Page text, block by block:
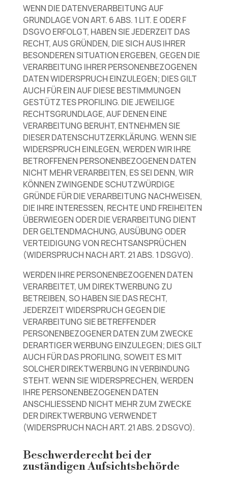
WENN DIE DATENVERARBEITUNG AUF
GRUNDLAGE VON ART. 6 ABS. 1 LIT. E ODER F
DSGVO ERFOLGT, HABEN SIE JEDERZEIT DAS
RECHT, AUS GRÜNDEN, DIE SICH AUS IHRER
BESONDEREN SITUATION ERGEBEN, GEGEN DIE
VERARBEITUNG IHRER PERSONENBEZOGENEN
DATEN WIDERSPRUCH EINZULEGEN; DIES GILT
AUCH FÜR EIN AUF DIESE BESTIMMUNGEN
GESTÜTZTES PROFILING. DIE JEWEILIGE
RECHTSGRUNDLAGE, AUF DENEN EINE
VERARBEITUNG BERUHT, ENTNEHMEN SIE
DIESER DATENSCHUTZERKLÄRUNG. WENN SIE
WIDERSPRUCH EINLEGEN, WERDEN WIR IHRE
BETROFFENEN PERSONENBEZOGENEN DATEN
NICHT MEHR VERARBEITEN, ES SEI DENN, WIR
KÖNNEN ZWINGENDE SCHUTZWÜRDIGE
GRÜNDE FÜR DIE VERARBEITUNG NACHWEISEN,
DIE IHRE INTERESSEN, RECHTE UND FREIHEITEN
ÜBERWIEGEN ODER DIE VERARBEITUNG DIENT
DER GELTENDMACHUNG, AUSÜBUNG ODER
VERTEIDIGUNG VON RECHTSANSPRÜCHEN
(WIDERSPRUCH NACH ART. 21 ABS. 1 DSGVO).
WERDEN IHRE PERSONENBEZOGENEN DATEN
VERARBEITET, UM DIREKTWERBUNG ZU
BETREIBEN, SO HABEN SIE DAS RECHT,
JEDERZEIT WIDERSPRUCH GEGEN DIE
VERARBEITUNG SIE BETREFFENDER
PERSONENBEZOGENER DATEN ZUM ZWECKE
DERARTIGER WERBUNG EINZULEGEN; DIES GILT
AUCH FÜR DAS PROFILING, SOWEIT ES MIT
SOLCHER DIREKTWERBUNG IN VERBINDUNG
STEHT. WENN SIE WIDERSPRECHEN, WERDEN
IHRE PERSONENBEZOGENEN DATEN
ANSCHLIESSEND NICHT MEHR ZUM ZWECKE
DER DIREKTWERBUNG VERWENDET
(WIDERSPRUCH NACH ART. 21 ABS. 2 DSGVO).
Beschwerde­recht bei der
zuständigen Aufsichts­behörde